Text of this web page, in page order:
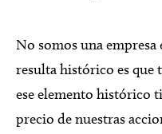
No somos una
resulta histórico es que
ese elemento histórico
precio de nuestras